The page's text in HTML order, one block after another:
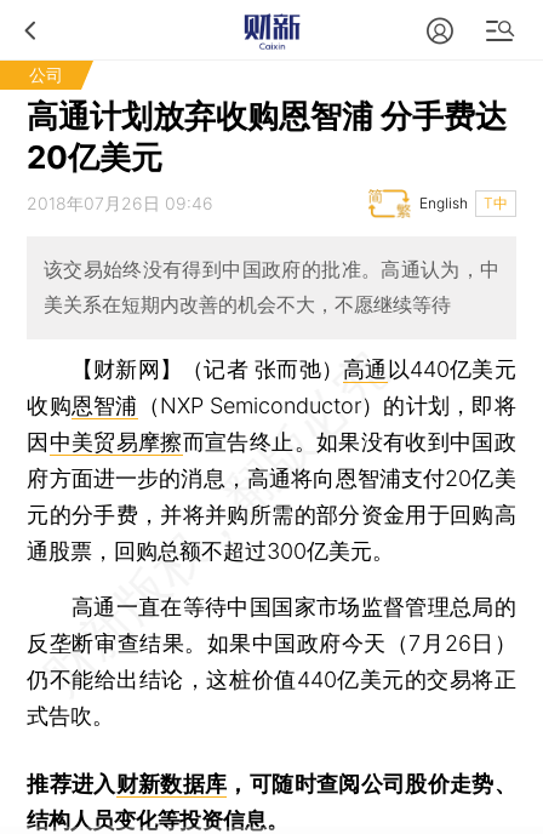
公司
高通计划放弃收购恩智浦 分手费达
20亿美元
2018年07月26日 09:46 T中
English
该交易始终没有得到中国政府的批准。高通认为，中
美关系在短期内改善的机会不大，不愿继续等待
【财新网】（记者 张而弛） 高通 以440亿美元
收购恩智浦 （NXP Semiconductor）的计划，即将
因 中美贸易摩擦而宣告终止。如果没有收到中国政
府方面进一步的消息，高通将向恩智浦支付20亿美
元的分手费，并将并购所需的部分资金用于回购高
通股票，回购总额不超过300亿美元。
高通一直在等待中国国家市场监督管理总局的
反垄断审查结果。如果中国政府今天（7月26日）
仍不能给出结论，这桩价值440亿美元的交易将正
式告吹。
推荐进入财新数据库 ，可随时查阅公司股价走势、
结构人员变化等投资信息。